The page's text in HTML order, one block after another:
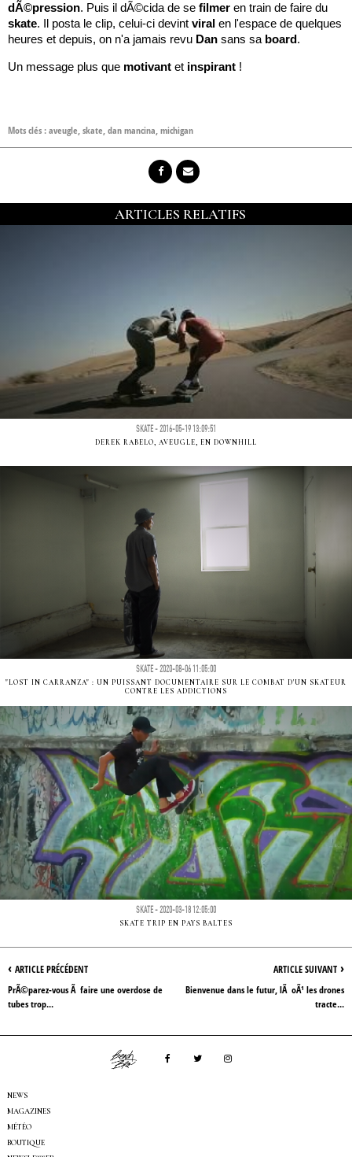
dÃ©pression. Puis il dÃ©cida de se filmer en train de faire du
skate. Il posta le clip, celui-ci devint viral en l'espace de quelques
heures et depuis, on n'a jamais revu Dan sans sa board.
Un message plus que motivant et inspirant !
Mots clés :aveugle,skate,dan mancina,michigan
ARTICLES RELATIFS
SKATE - 2016-05-19 13:09:51
DEREK RABELO, AVEUGLE, EN DOWNHILL
SKATE - 2020-08-06 11:05:00
"LOST IN CARRANZA" : UN PUISSANT DOCUMENTAIRE SUR LE COMBAT D'UN SKATEUR
CONTRE LES ADDICTIONS
SKATE - 2020-03-18 12:05:00
SKATE TRIP EN PAYS BALTES
ARTICLE SUIVANT ›
Bienvenue dans le futur, lÃ oÃ¹ les drones
tracte...
‹ ARTICLE PRÉCÉDENT
PrÃ©parez-vous Ã faire une overdose de
tubes trop...
NEWS
MAGAZINES
MÉTÉO
BOUTIQUE